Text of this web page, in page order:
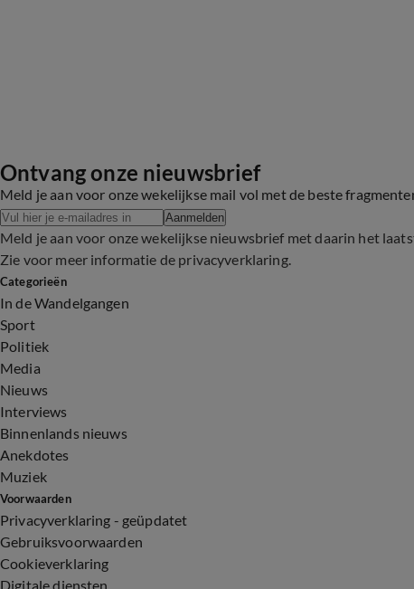
Ontvang onze nieuwsbrief
Meld je aan voor onze wekelijkse mail vol met de beste
Aanmelden
Meld je aan voor onze wekelijkse nieuwsbrief met daarin het
Zie voor meer informatie de privacyverklaring.
Categorieën
In de Wandelgangen
Sport
Politiek
Media
Nieuws
Interviews
Binnenlands nieuws
Anekdotes
Muziek
Voorwaarden
Privacyverklaring - geüpdatet
Gebruiksvoorwaarden
Cookieverklaring
Digitale diensten